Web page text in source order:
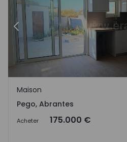
Précédent
Pego, Abrantes
Maison
Pego, Abrantes
Acheter 175.000 €